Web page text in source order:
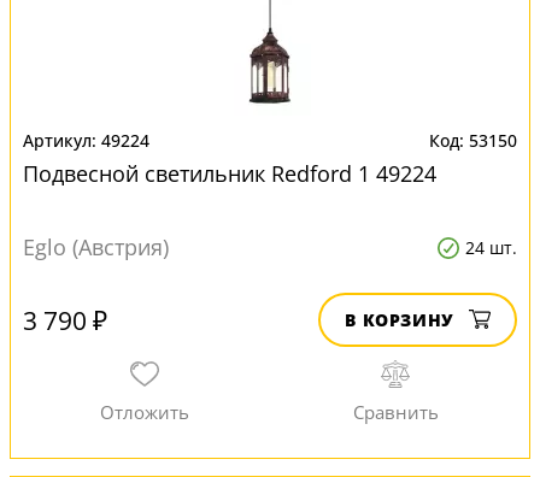
49224 53150
Подвесной светильник Redford 1 49224
Eglo (Австрия) 24 шт.
3 790 ₽ В КОРЗИНУ